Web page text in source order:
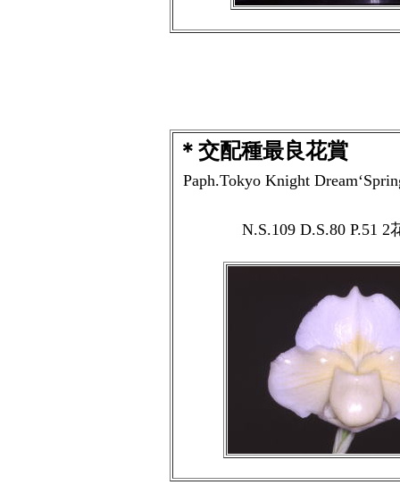
＊交配種最良花賞
Paph.Tokyo Knight
N.S.109 D.S.80 P.51